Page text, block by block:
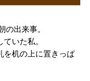
出来事。
いた私。
を机の上に置きっぱ